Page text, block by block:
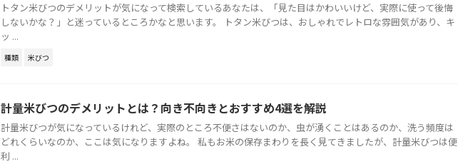
トタン米びつのデメリットが気になって検索しているあなたは、「見た目はかわいいけど、実際に使って後悔
しないかな？」と迷っているところかなと思います。 トタン米びつは、おしゃれでレトロな雰囲気があり、キ
ッ ...
種類 米びつ
計量米びつのデメリットとは？向き不向きとおすすめ4選を解説
計量米びつが気になっているけれど、実際のところ不便さはないのか、虫が湧くことはあるのか、洗う頻度は
どれくらいなのか、ここは気になりますよね。 私もお米の保存まわりを長く見てきましたが、計量米びつは便
利 ...